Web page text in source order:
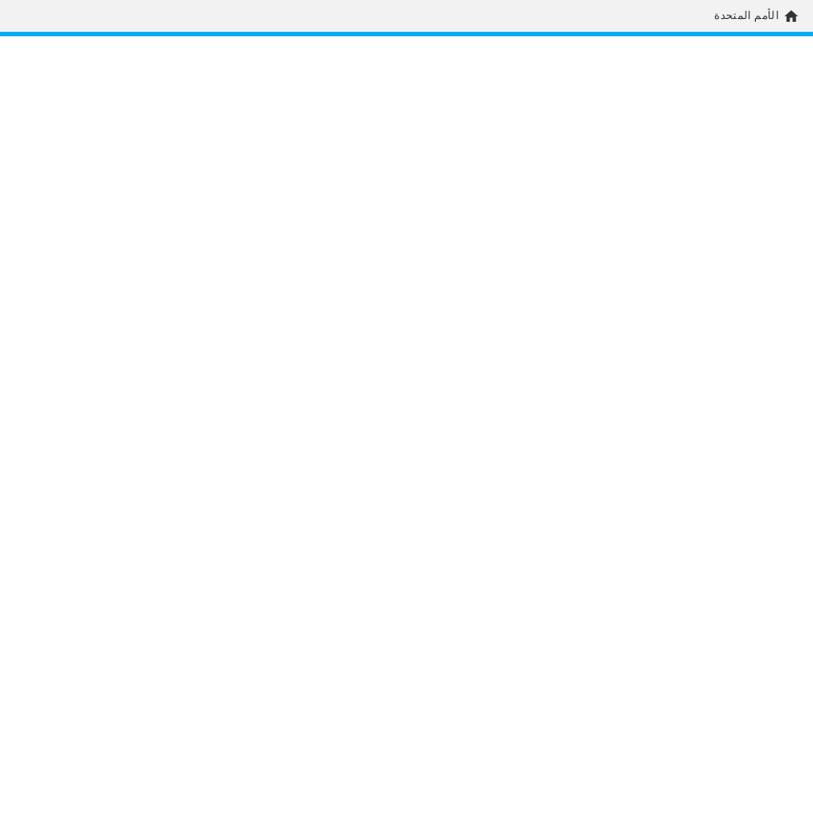
home الأمم المتحدة